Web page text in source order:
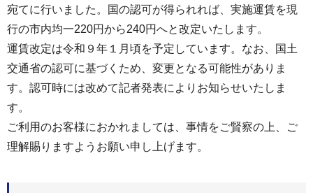
宛てに行いました。国の認可が得られれば、実施運賃を現
行の市内均一220円から240円へと改定いたします。
運賃改定は令和９年１月頃を予定しています。なお、国土
交通省の認可に基づくため、変更となる可能性がありま
す。認可時には改めて記者発表によりお知らせいたしま
す。
ご利用のお客様におかれましては、事情をご賢察の上、ご
理解賜りますようお願い申し上げます。